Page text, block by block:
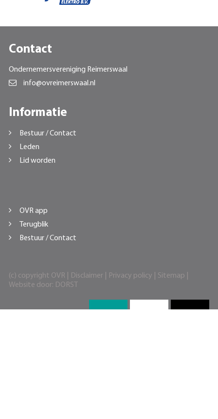
Contact
Ondernemersvereniging Reimerswaal
info@ovreimerswaal.nl
Informatie
Bestuur / Contact
Leden
Lid worden
OVR app
Terugblik
Bestuur / Contact
(c) copyright OVR | Disclaimer| Privacy policy Sitemap
Website door: DORST